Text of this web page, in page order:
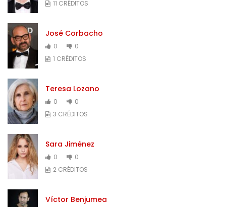
11 CRÉDITOS
José Corbacho
0
0
1 CRÉDITOS
Teresa Lozano
0
0
3 CRÉDITOS
Sara Jiménez
0
0
2 CRÉDITOS
Víctor Benjumea